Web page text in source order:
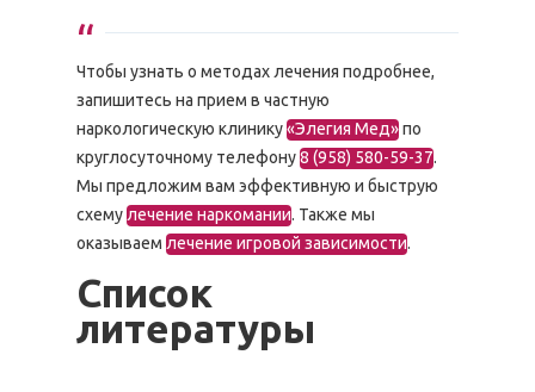
Чтобы узнать о методах лечения подробнее,
запишитесь на прием в частную
наркологическую клинику«Элегия Мед»по
круглосуточному телефону8 (958) 580-59-37.
Мы предложим вам эффективную и быструю
схемулечение наркомании. Также мы
оказываем лечение игровой зависимости.
Список
литературы